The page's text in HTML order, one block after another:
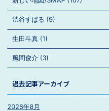
渋谷すばる (9)
生田斗真 (1)
風間俊介 (3)
過去記事アーカイブ
2026年8月